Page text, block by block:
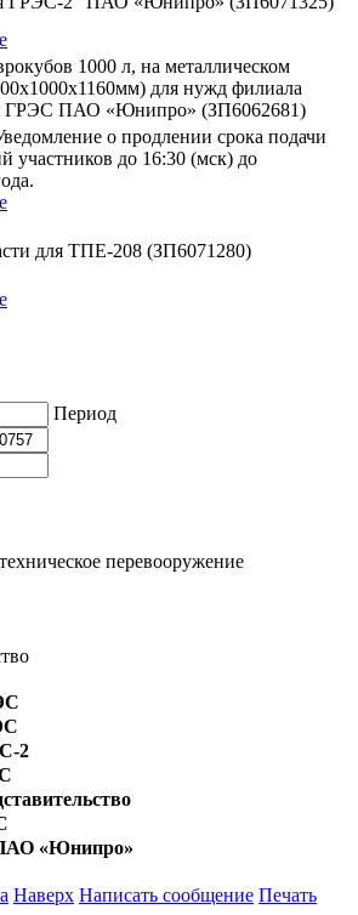
1000 л, на металлическом
для нужд филиала
ГРЭС ПАО «Юнипро» (ЗП6062681)
о продлении срока подачи
участников до 16:30 (мск) до
для ТПЕ-208 (ЗП6071280)
Период
перевооружение
2
«Юнипро»
Наверх Написать сообщение Печать